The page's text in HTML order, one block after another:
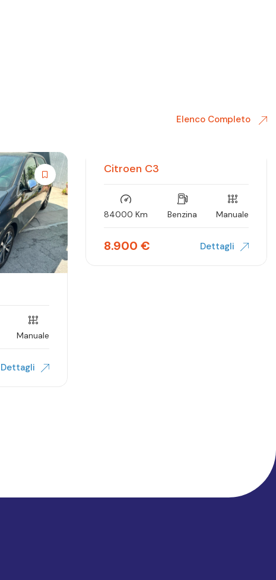
Elenco Completo
Manuale
Dettagli
Occasione
Citroen C3
84000 Km Benzina Manuale
8.900 € Dettagli